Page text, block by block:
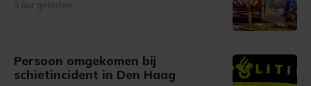
5 uur geleden
Persoon omgekomen bij
schietincident in Den Haag